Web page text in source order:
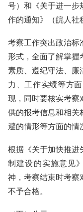
号）和《关于进一步
作的通知》（皖人社
考察工作突出政治标
形式，全面了解掌握
素质、遵纪守法、廉
力、工作实绩等方
现，同时要核实考察
供的报考信息和相关
避的情形等方面的情
根据《关于加快推进
制建设的实施意见
神，考察结束时考察
不予合格。